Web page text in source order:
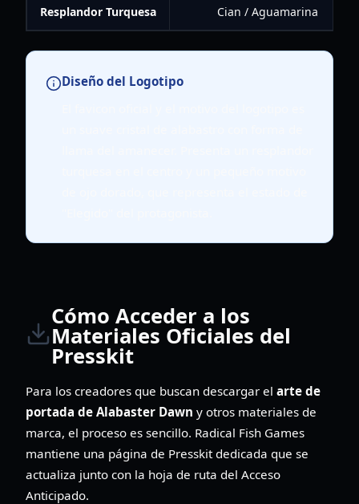
Resplandor Turquesa Cian / Aguamarina
Diseño del Logotipo
Cómo Acceder a los
Materiales Oficiales del
Presskit
Para los creadores que buscan descargar el arte de
portada de Alabaster Dawn y otros materiales de
marca, el proceso es sencillo. Radical Fish Games
mantiene una página de Presskit dedicada que se
actualiza junto con la hoja de ruta del Acceso
Anticipado.